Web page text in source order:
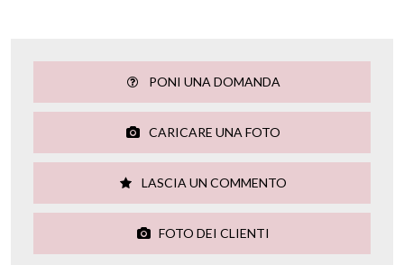
PONI UNA DOMANDA
CARICARE UNA FOTO
LASCIA UN COMMENTO
FOTO DEI CLIENTI